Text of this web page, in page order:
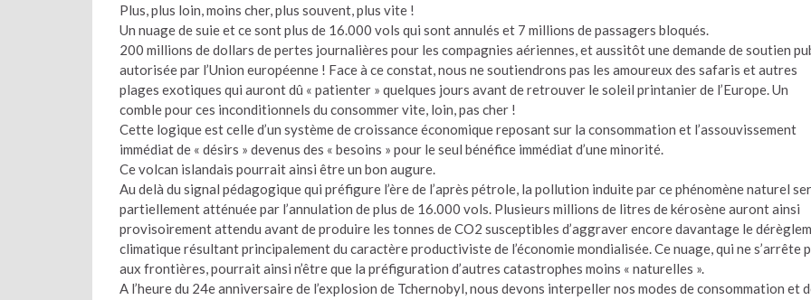
Plus, plus loin, moins cher, plus souvent, plus vite !
Un nuage de suie et ce sont plus de 16.000 vols qui sont annulés et 7 millions de passagers bloqués.
200 millions de dollars de pertes journalières pour les compagnies aériennes, et aussitôt une demande de soutien
autorisée par l’Union européenne ! Face à ce constat, nous ne soutiendrons pas les amoureux des safaris et autres
plages exotiques qui auront dû « patienter » quelques jours avant de retrouver le soleil printanier de l’Europe. Un
comble pour ces inconditionnels du consommer vite, loin, pas cher !
Cette logique est celle d’un système de croissance économique reposant sur la consommation et l’assouvissement
immédiat de « désirs » devenus des « besoins » pour le seul bénéfice immédiat d’une minorité.
Ce volcan islandais pourrait ainsi être un bon augure.
Au delà du signal pédagogique qui préfigure l’ère de l’après pétrole, la pollution induite par ce phénomène naturel
partiellement atténuée par l’annulation de plus de 16.000 vols. Plusieurs millions de litres de kérosène auront ainsi
provisoirement attendu avant de produire les tonnes de CO2 susceptibles d’aggraver encore davantage le
climatique résultant principalement du caractère productiviste de l’économie mondialisée. Ce nuage, qui ne s’arrête
aux frontières, pourrait ainsi n’être que la préfiguration d’autres catastrophes moins « naturelles ».
A l’heure du 24e anniversaire de l’explosion de Tchernobyl, nous devons interpeller nos modes de consommation et